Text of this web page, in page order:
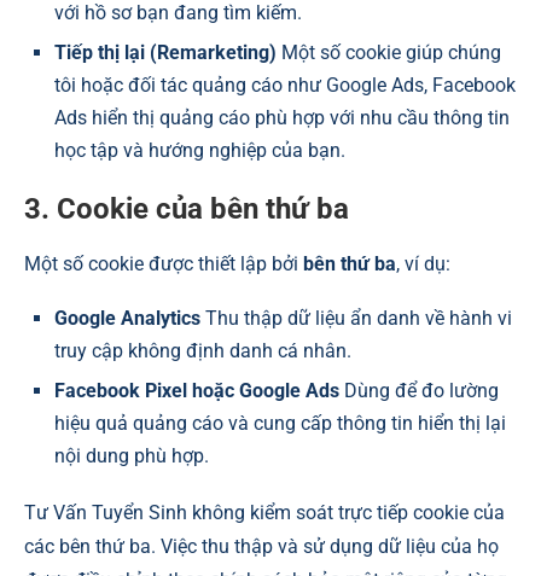
với hồ sơ bạn đang tìm kiếm.
Tiếp thị lại (Remarketing) Một số cookie giúp chúng
tôi hoặc đối tác quảng cáo như Google Ads, Facebook
Ads hiển thị quảng cáo phù hợp với nhu cầu thông tin
học tập và hướng nghiệp của bạn.
3. Cookie của bên thứ ba
Một số cookie được thiết lập bởi bên thứ ba, ví dụ:
Google Analytics Thu thập dữ liệu ẩn danh về hành vi
truy cập không định danh cá nhân.
Facebook Pixel hoặc Google Ads Dùng để đo lường
hiệu quả quảng cáo và cung cấp thông tin hiển thị lại
nội dung phù hợp.
Tư Vấn Tuyển Sinh không kiểm soát trực tiếp cookie của
các bên thứ ba. Việc thu thập và sử dụng dữ liệu của họ